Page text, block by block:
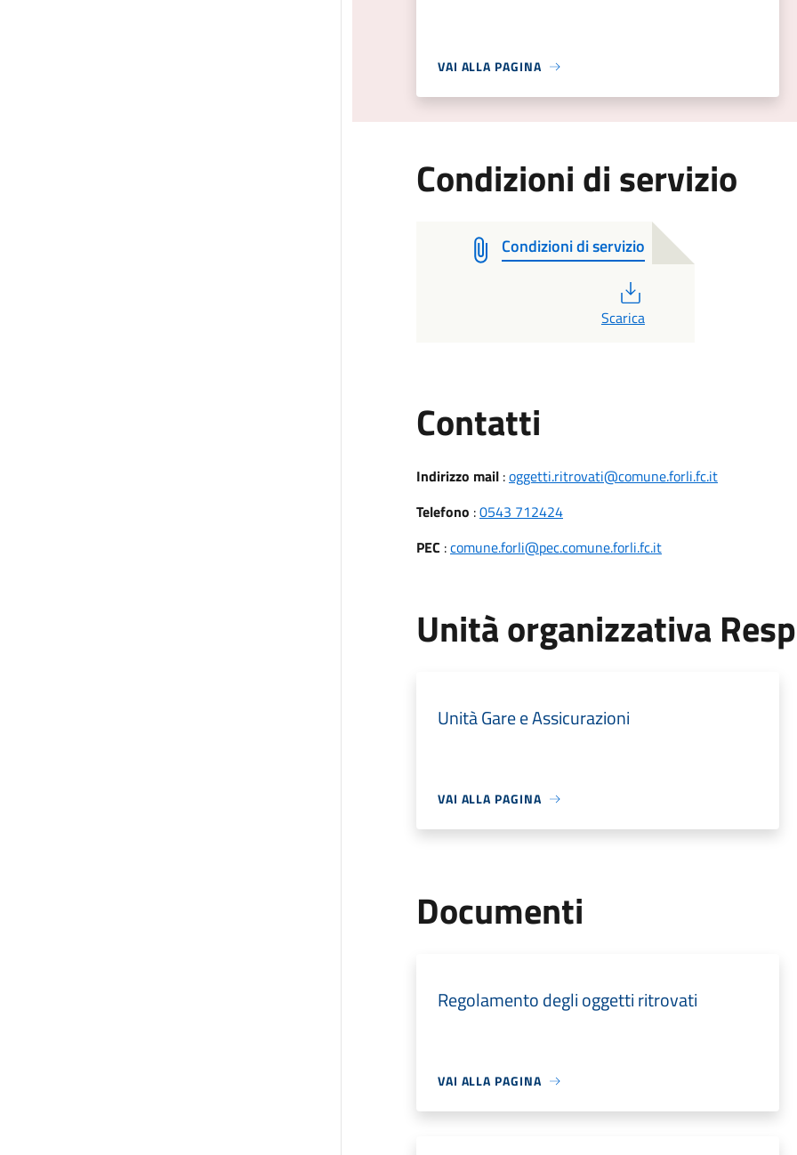
VAI ALLA PAGINA
Condizioni di servizio
Condizioni di servizio
Scarica
Contatti
Indirizzo mail:oggetti.ritrovati@comune.forli.fc.it
Telefono :0543 712424
PEC :comune.forli@pec.comune.forli.fc.it
Unità organizzativa
Unità Gare e Assicurazioni
VAI ALLA PAGINA
Documenti
Regolamento degli oggetti ritrovati
VAI ALLA PAGINA